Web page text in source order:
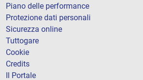
Piano delle performance
Protezione dati personali
Sicurezza online
Tuttogare
Cookie
Credits
Il Portale